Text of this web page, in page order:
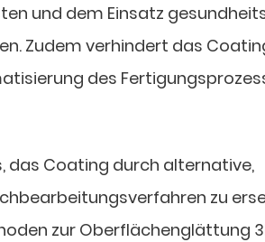
und dem Einsatz
Zudem verhindert das
des
das Coating durch alternative,
zu
zur Oberflächenglättung